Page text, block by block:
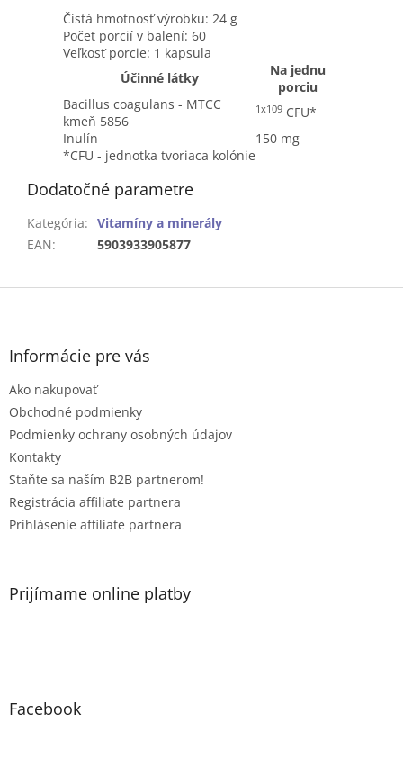
Čistá hmotnosť výrobku: 24 g
Počet porcií v balení: 60
Veľkosť porcie: 1 kapsula
Účinné látky
Na jednu
porciu
Bacillus coagulans - MTCC
kmeň 5856
1x109 CFU*
Inulín
150 mg
*CFU - jednotka tvoriaca kolónie
Dodatočné parametre
Kategória: Vitamíny a minerály
EAN: 5903933905877
Z
Informácie pre vás
Ako nakupovať
Obchodné podmienky
Podmienky ochrany osobných údajov
Kontakty
Staňte sa naším B2B partnerom!
Registrácia affiliate partnera
Prihlásenie affiliate partnera
Prijímame online platby
Facebook